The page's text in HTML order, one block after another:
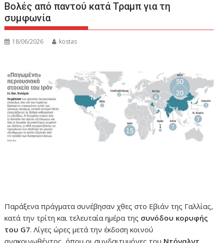
Βολές από παντού κατά Τραμπ για τη
συμφωνία
18/06/2026 kostas
Παράξενα πράγματα συνέβησαν χθες στο Εβιάν της Γαλλίας,
κατά την τρίτη και τελευταία ημέρα της συνόδου κορυφής
του G7. Λίγες ώρες μετά την έκδοση κοινού
ανακοινωθέντος, όπου οι συνδαιτυμόνες του Ντόναλντ